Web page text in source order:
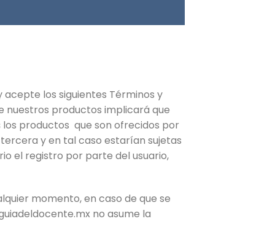
acepte los siguientes Términos y
nuestros productos implicará que
productos que son ofrecidos por
y en tal caso estarían sujetas
el registro por parte del usuario,
momento, en caso de que se
no asume la